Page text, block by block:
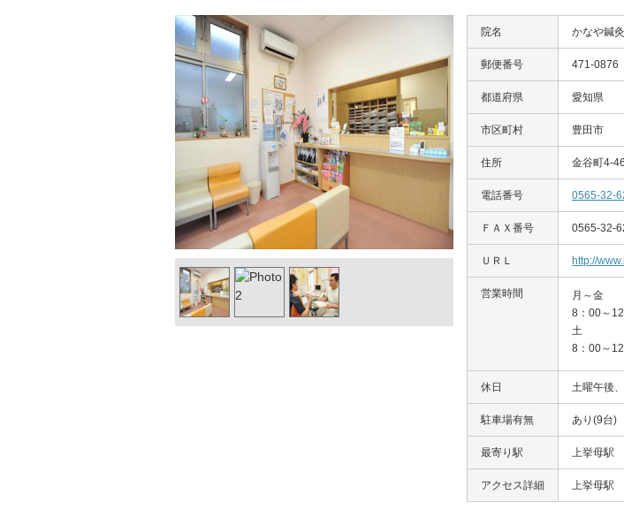
院名 かなや鍼
郵便番号 471-0876
都道府県 愛知県
市区町村 豊田市
住所 金谷町4-
電話番号 0565-32-
ＦＡＸ番号 0565-32-
ＵＲＬ http://
営業時間
月～金
8：00～
土
8：00～
休日 土曜午後
駐車場有無 あり(9台)
最寄り駅 上挙母駅
アクセス詳細 上挙母駅